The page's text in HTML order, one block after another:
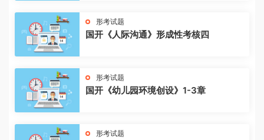
形考试题
国开《人际沟通》形成性考核四
形考试题
国开《幼儿园环境创设》1-3章
形考试题